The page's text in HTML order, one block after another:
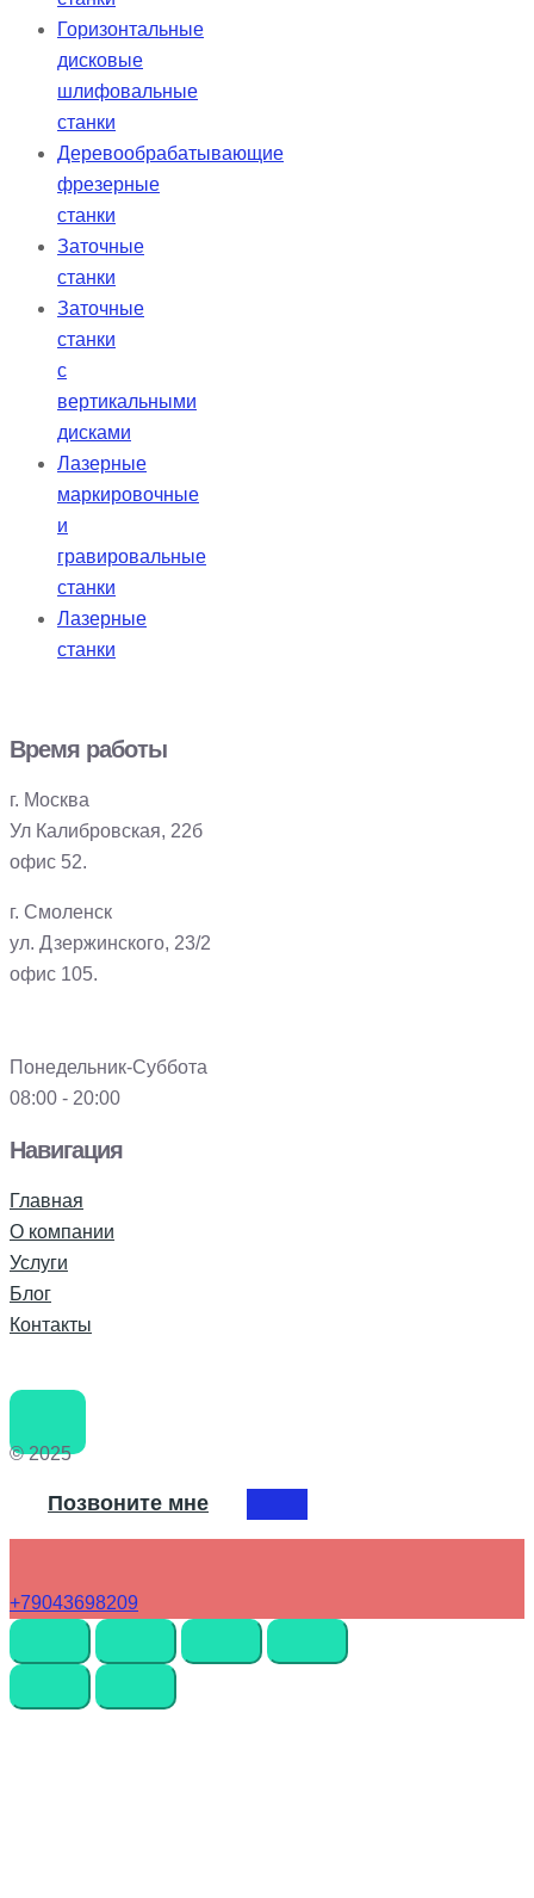
Горизонтальные
дисковые
шлифовальные
станки
Деревообрабатывающие
фрезерные
станки
Заточные
станки
Заточные
станки
с
вертикальными
дисками
Лазерные
маркировочные
и
гравировальные
станки
Лазерные
станки
Время работы
г. Москва
Ул Калибровская, 22б
офис 52.
г. Смоленск
ул. Дзержинского, 23/2
офис 105.
Понедельник-Суббота
08:00 - 20:00
Навигация
Главная
О компании
Услуги
Блог
Контакты
© 2025
Позвоните мне
+79043698209